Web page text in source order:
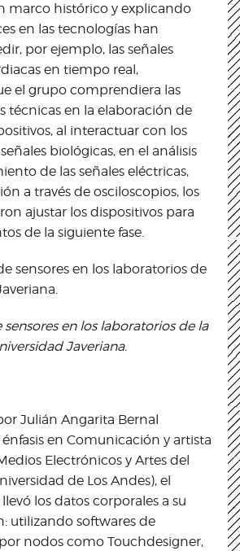
marco histórico y explicando
en las tecnologías han
por ejemplo, las señales
en tiempo real,
el grupo comprendiera las
técnicas en la elaboración de
al interactuar con los
biológicas, en el análisis
de las señales eléctricas,
a través de osciloscopios, los
ajustar los dispositivos para
de la siguiente fase.
en los laboratorios de la
Javeriana.
Julián Angarita Bernal
en Comunicación y artista
Electrónicos y Artes del
de Los Andes), el
los datos corporales a su
utilizando softwares de
nodos como Touchdesigner,